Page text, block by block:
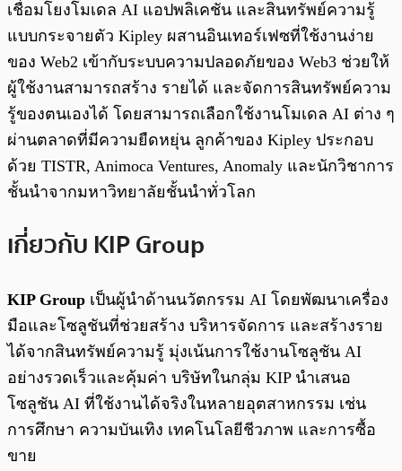
เชื่อมโยงโมเดล AI แอปพลิเคชัน และสินทรัพย์ความรู้
แบบกระจายตัว Kipley ผสานอินเทอร์เฟซที่ใช้งานง่าย
ของ Web2 เข้ากับระบบความปลอดภัยของ Web3 ช่วยให้
ผู้ใช้งานสามารถสร้าง รายได้ และจัดการสินทรัพย์ความ
รู้ของตนเองได้ โดยสามารถเลือกใช้งานโมเดล AI ต่าง ๆ
ผ่านตลาดที่มีความยืดหยุ่น ลูกค้าของ Kipley ประกอบ
ด้วย TISTR, Animoca Ventures, Anomaly และนักวิชาการ
ชั้นนำจากมหาวิทยาลัยชั้นนำทั่วโลก
เกี่ยวกับ KIP Group
KIP Group เป็นผู้นำด้านนวัตกรรม AI โดยพัฒนาเครื่อง
มือและโซลูชันที่ช่วยสร้าง บริหารจัดการ และสร้างราย
ได้จากสินทรัพย์ความรู้ มุ่งเน้นการใช้งานโซลูชัน AI
อย่างรวดเร็วและคุ้มค่า บริษัทในกลุ่ม KIP นำเสนอ
โซลูชัน AI ที่ใช้งานได้จริงในหลายอุตสาหกรรม เช่น
การศึกษา ความบันเทิง เทคโนโลยีชีวภาพ และการซื้อ
ขาย